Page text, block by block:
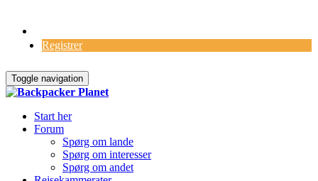
Registrer
Toggle navigation
Start her
Forum
Spørg om lande
Spørg om interesser
Spørg om andet